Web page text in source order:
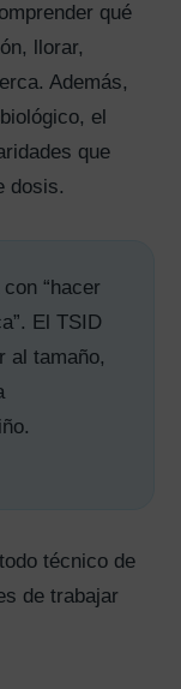
qué
llorar,
Además,
el
que
dosis.
“hacer
El TSID
al tamaño,
técnico de
de trabajar